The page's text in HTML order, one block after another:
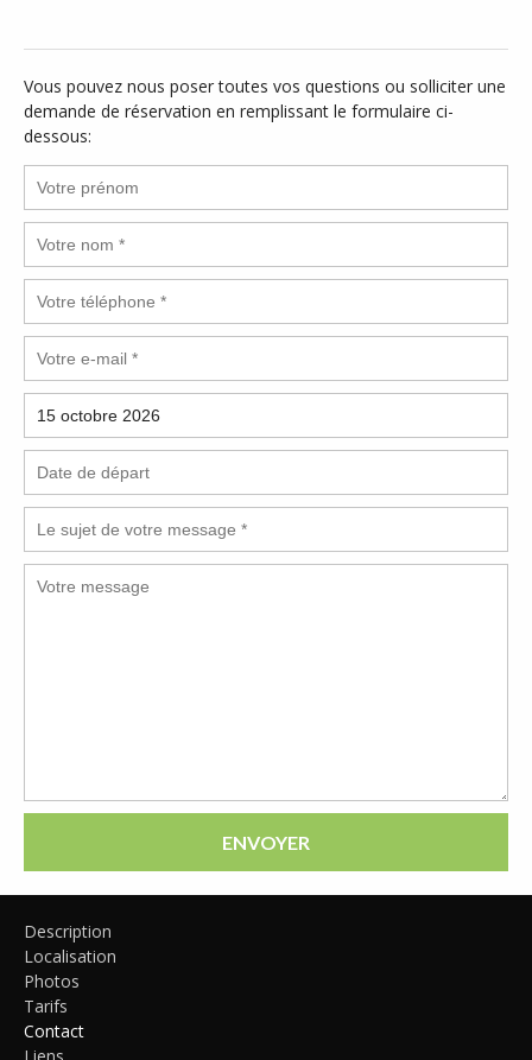
Vous pouvez nous poser toutes vos questions ou solliciter une
demande de réservation en remplissant le formulaire ci-
dessous:
ENVOYER
Description
Localisation
Photos
Tarifs
Contact